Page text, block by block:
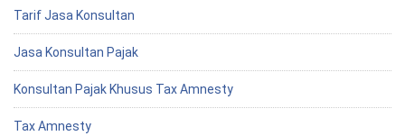
Tarif Jasa Konsultan
Jasa Konsultan Pajak
Konsultan Pajak Khusus Tax Amnesty
Tax Amnesty